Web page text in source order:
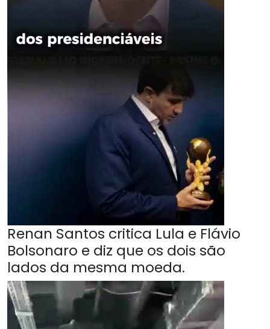
Renan Santos critica Lula e Flávio
Bolsonaro e diz que os dois são
lados da mesma moeda.